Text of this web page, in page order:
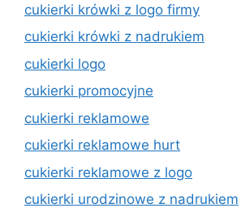
cukierki krówki z logo firmy
cukierki krówki z nadrukiem
cukierki logo
cukierki promocyjne
cukierki reklamowe
cukierki reklamowe hurt
cukierki reklamowe z logo
cukierki urodzinowe z nadrukiem